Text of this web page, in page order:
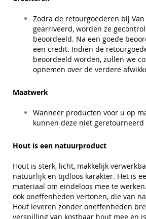
Zodra de retourgoederen bij Van
gearriveerd, worden ze
beoordeeld. Na een goede
een credit. Indien de
beoordeeld worden, zullen we
opnemen over de verdere
Maatwerk
Wanneer producten voor u op
kunnen deze niet geretourneerd
Hout is een natuurproduct
Hout is sterk, licht, makkelijk
natuurlijk en tijdloos karakter. Het is
materiaal om eindeloos mee te
ook oneffenheden vertonen, die van
Hout leveren zonder oneffenheden
verspilling van kostbaar hout mee en